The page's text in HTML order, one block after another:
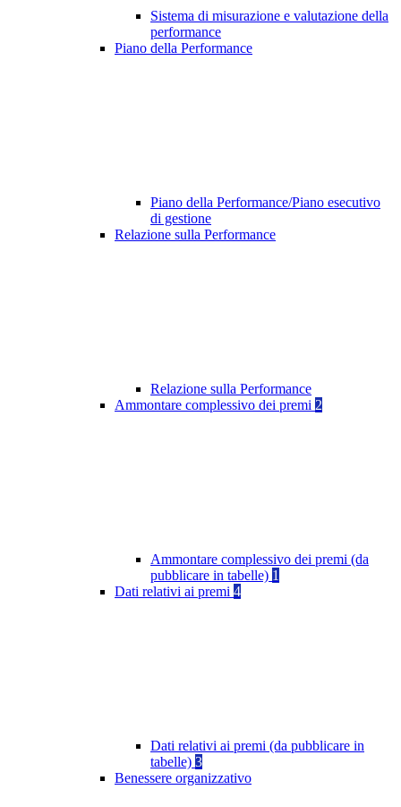
Sistema di misurazione e valutazione della
performance
Piano della Performance
Piano della Performance/Piano esecutivo
di gestione
Relazione sulla Performance
Relazione sulla Performance
Ammontare complessivo dei premi 2
Ammontare complessivo dei premi (da
pubblicare in tabelle) 1
Dati relativi ai premi 4
Dati relativi ai premi (da pubblicare in
tabelle) 3
Benessere organizzativo